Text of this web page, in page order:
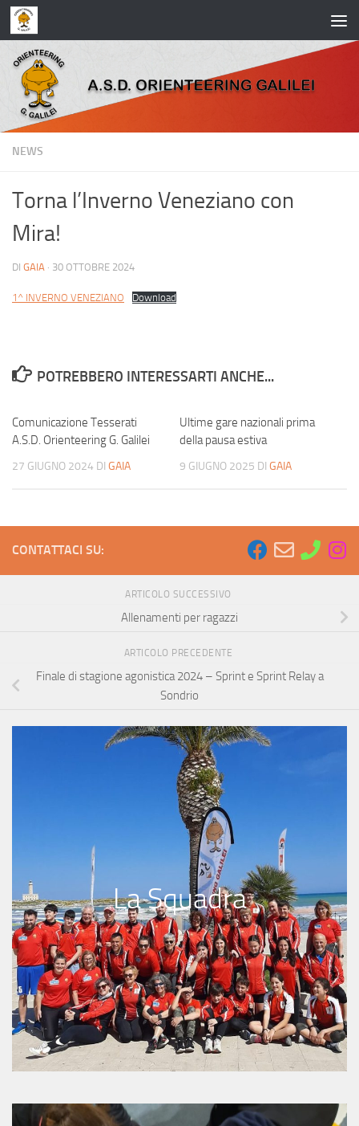
Salta al contenuto
NEWS
Torna l’Inverno Veneziano con
Mira!
DI GAIA · 30 OTTOBRE 2024
1^ INVERNO VENEZIANO Download
POTREBBERO INTERESSARTI ANCHE...
Comunicazione Tesserati
A.S.D. Orienteering G. Galilei
27 GIUGNO 2024 DI GAIA
Ultime gare nazionali prima
della pausa estiva
9 GIUGNO 2025 DI GAIA
CONTATTACI SU:
ARTICOLO SUCCESSIVO
Allenamenti per ragazzi
ARTICOLO PRECEDENTE
Finale di stagione agonistica 2024 – Sprint e Sprint Relay a
Sondrio
La Squadra